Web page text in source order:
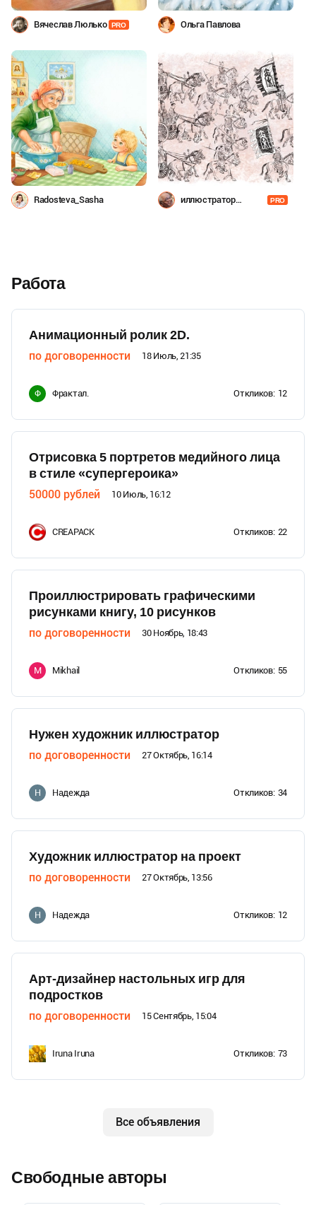
Вячеслав Люлько PRO Ольга Павлова
Radosteva_Sasha
иллюстратор
PRO
Работа
Анимационный ролик 2D.
по договоренности 18 Июль, 21:35
Ф Фрактал. Откликов: 12
Отрисовка 5 портретов медийного лица
в стиле «супергероика»
50000 рублей 10 Июль, 16:12
CREAPACK Откликов: 22
Проиллюстрировать графическими
рисунками книгу, 10 рисунков
по договоренности 30 Ноябрь, 18:43
M Mikhail Откликов: 55
Нужен художник иллюстратор
по договоренности 27 Октябрь, 16:14
Н Надежда Откликов: 34
Художник иллюстратор на проект
по договоренности 27 Октябрь, 13:56
Н Надежда Откликов: 12
Арт-дизайнер настольных игр для
подростков
по договоренности 15 Сентябрь, 15:04
Iruna Iruna Откликов: 73
Все объявления
Свободные авторы